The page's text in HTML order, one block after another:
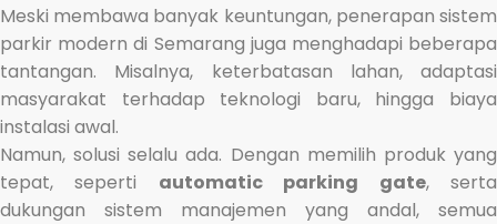
Meski membawa banyak keuntungan, penerapan sistem
parkir modern di Semarang juga menghadapi beberapa
tantangan. Misalnya, keterbatasan lahan, adaptasi
masyarakat terhadap teknologi baru, hingga biaya
instalasi awal.
Namun, solusi selalu ada. Dengan memilih produk yang
tepat, seperti automatic parking gate, serta
dukungan sistem manajemen yang andal, semua